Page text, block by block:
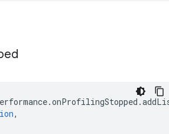
.onProfilingStopped .
,